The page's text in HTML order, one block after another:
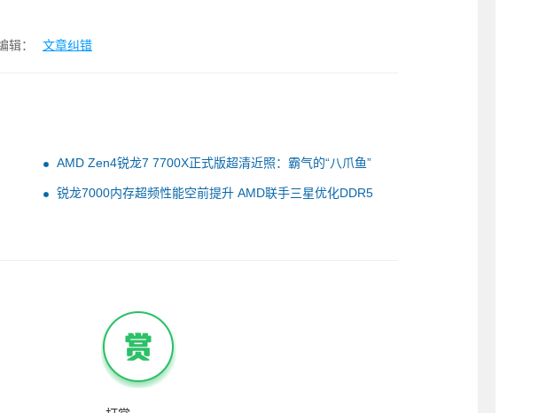
辑： 文章纠错
AMD Zen4锐龙7 7700X正式版超清近照：霸气的“八爪鱼”
锐龙7000内存超频性能空前提升 AMD联手三星优化DDR5